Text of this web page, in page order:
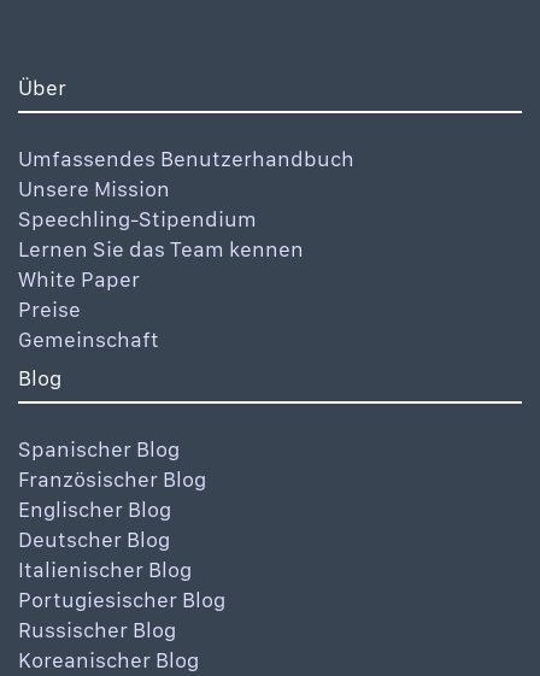
Über
Umfassendes Benutzerhandbuch
Unsere Mission
Speechling-Stipendium
Lernen Sie das Team kennen
White Paper
Preise
Gemeinschaft
Blog
Spanischer Blog
Französischer Blog
Englischer Blog
Deutscher Blog
Italienischer Blog
Portugiesischer Blog
Russischer Blog
Koreanischer Blog